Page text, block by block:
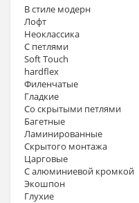
В стиле модерн
Лофт
Неоклассика
С петлями
Soft Touch
hardflex
Филенчатые
Гладкие
Со скрытыми петлями
Багетные
Ламинированные
Скрытого монтажа
Царговые
С алюминиевой кромкой
Экошпон
Глухие